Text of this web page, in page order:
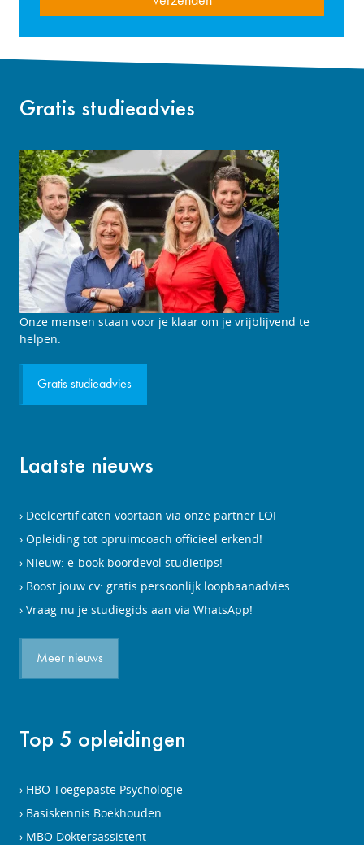
Gratis studieadvies
Studieadviesgesprek
aanvragen
Onze mensen staan voor je klaar om je vrijblijvend te
helpen.
Gratis studieadvies
Laatste nieuws
Deelcertificaten voortaan via onze partner LOI
Opleiding tot opruimcoach officieel erkend!
Nieuw: e-book boordevol studietips!
Boost jouw cv: gratis persoonlijk loopbaanadvies
Vraag nu je studiegids aan via WhatsApp!
Meer nieuws
Top 5 opleidingen
HBO Toegepaste Psychologie
Basiskennis Boekhouden
MBO Doktersassistent